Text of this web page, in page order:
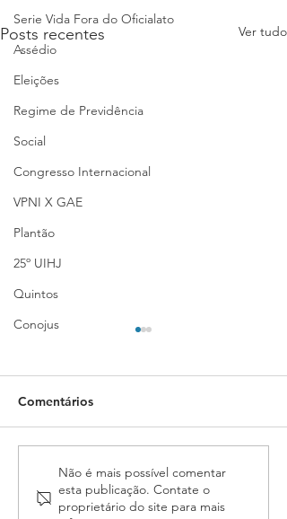
Serie Vida Fora do Oficialato
Assédio
Eleições
Regime de Previdência
Social
Congresso Internacional
VPNI X GAE
Plantão
25º UIHJ
Quintos
Conojus
Posts recentes Ver tudo
Inscrições para o 17º
Conojaf e 7º Enojap são
Comentários
Não é mais possível comentar
esta publicação. Contate o
proprietário do site para mais